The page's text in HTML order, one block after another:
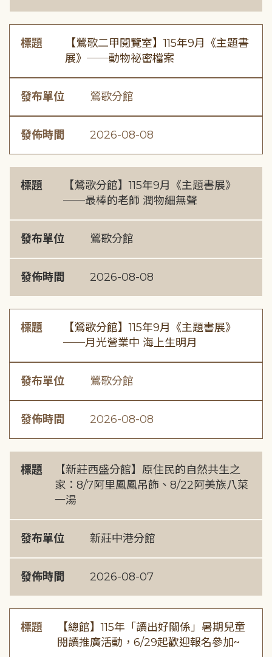
標題
【鶯歌二甲閱覽室】115年9月《主題書
展》──動物祕密檔案
發布單位 鶯歌分館
發佈時間 2026-08-08
標題
【鶯歌分館】115年9月《主題書展》
──最棒的老師 潤物細無聲
發布單位 鶯歌分館
發佈時間 2026-08-08
標題
【鶯歌分館】115年9月《主題書展》
──月光營業中 海上生明月
發布單位 鶯歌分館
發佈時間 2026-08-08
標題
【新莊西盛分館】原住民的自然共生之
家：8/7阿里鳳鳳吊飾、8/22阿美族八菜
一湯
發布單位 新莊中港分館
發佈時間 2026-08-07
標題
【總館】115年「讀出好關係」暑期兒童
閱讀推廣活動，6/29起歡迎報名參加~